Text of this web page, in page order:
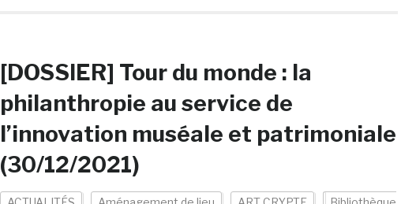
[DOSSIER] Tour du monde : la
philanthropie au service de
l’innovation muséale et patrimoniale
(30/12/2021)